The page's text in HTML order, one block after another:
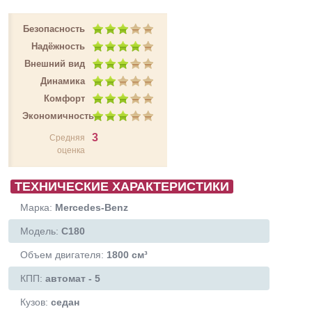
Безопасность
Надёжность
Внешний вид
Динамика
Комфорт
Экономичность
Средняя
оценка
3
ТЕХНИЧЕСКИЕ ХАРАКТЕРИСТИКИ
Марка: Mercedes-Benz
Модель: C180
Объем двигателя: 1800 см³
КПП: автомат - 5
Кузов: седан